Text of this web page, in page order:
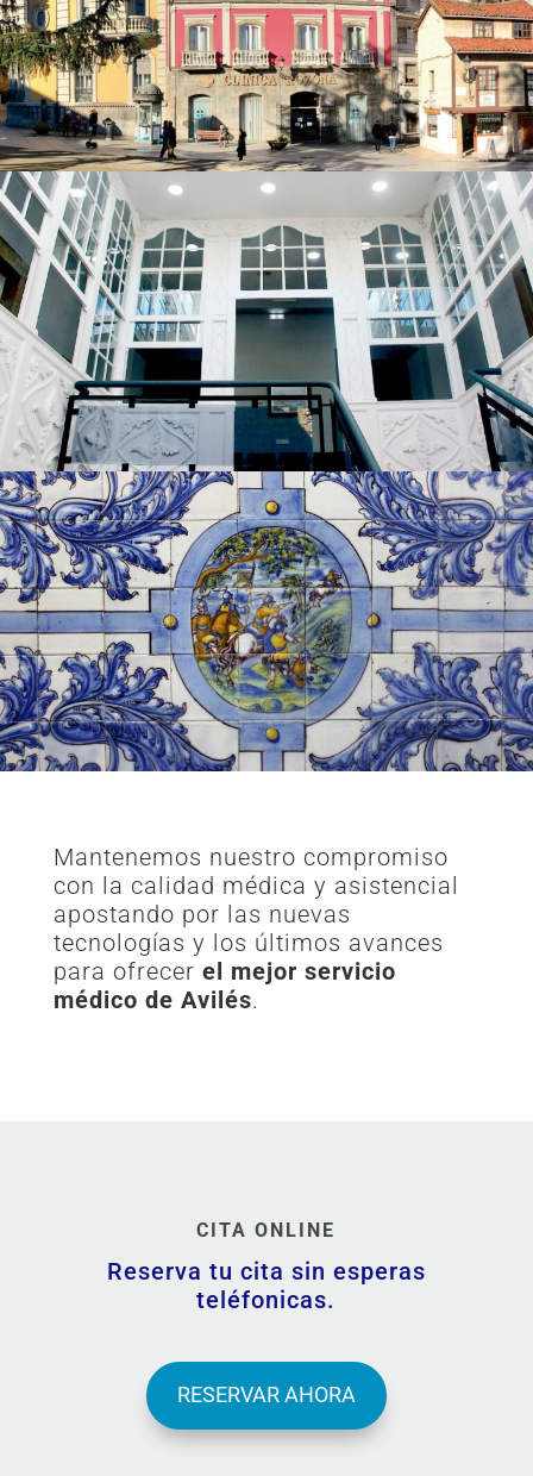
Mantenemos nuestro compromiso
con la calidad médica y asistencial
apostando por las nuevas
tecnologías y los últimos avances
para ofrecer el mejor servicio
médico de Avilés.
CITA ONLINE
Reserva tu cita sin esperas
teléfonicas.
RESERVAR AHORA